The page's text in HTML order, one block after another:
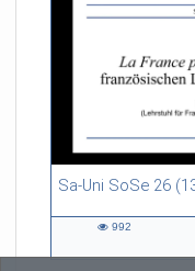
Sa-Uni SoSe 26
55:13 duration
992